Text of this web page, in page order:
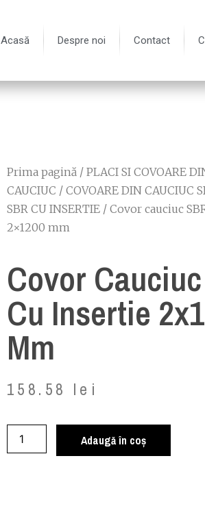
Acasă Despre noi Contact
Prima pagină / PLACI SI COVOARE
CAUCIUC / COVOARE DIN CAUCIUC
SBR CU INSERTIE / Covor cauciuc
2×1200 mm
Covor
Cu Insertie
Mm
158.58 lei
Adaugă în coș